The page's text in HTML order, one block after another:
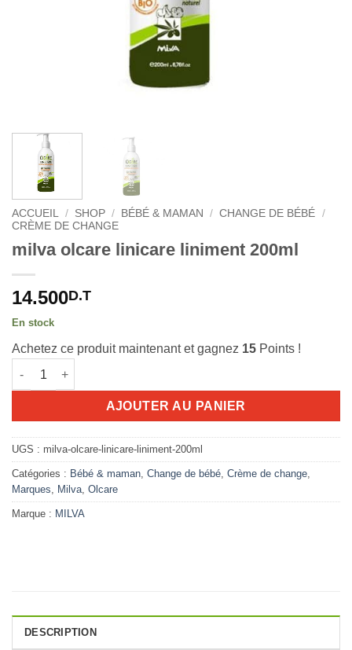
ACCUEIL / SHOP / BÉBÉ & MAMAN / CHANGE DE BÉBÉ /
CRÈME DE CHANGE
milva olcare linicare liniment 200ml
14.500D.T
En stock
Achetez ce produit maintenant et gagnez 15 Points !
quantité de milva olcare linicare liniment 200ml
AJOUTER AU PANIER
UGS : milva-olcare-linicare-liniment-200ml
Catégories : Bébé & maman, Change de bébé, Crème de change,
Marques, Milva, Olcare
Marque : MILVA
DESCRIPTION